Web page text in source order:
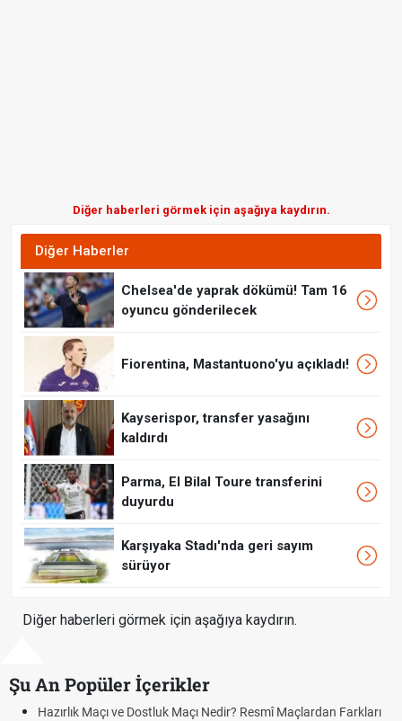
Diğer haberleri görmek için aşağıya kaydırın.
Diğer Haberler
Chelsea'de yaprak dökümü! Tam 16
oyuncu gönderilecek
Fiorentina, Mastantuono'yu açıkladı!
Kayserispor, transfer yasağını
kaldırdı
Parma, El Bilal Toure transferini
duyurdu
Karşıyaka Stadı'nda geri sayım
sürüyor
Diğer haberleri görmek için aşağıya kaydırın.
Şu An Popüler İçerikler
ve Dostluk Maçı Nedir? Resmî Maçlardan Farkları
Puan